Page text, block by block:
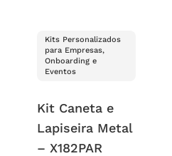
Kits Personalizados
para Empresas,
Onboarding e
Eventos
Kit Caneta e
Lapiseira Metal
– X182PAR